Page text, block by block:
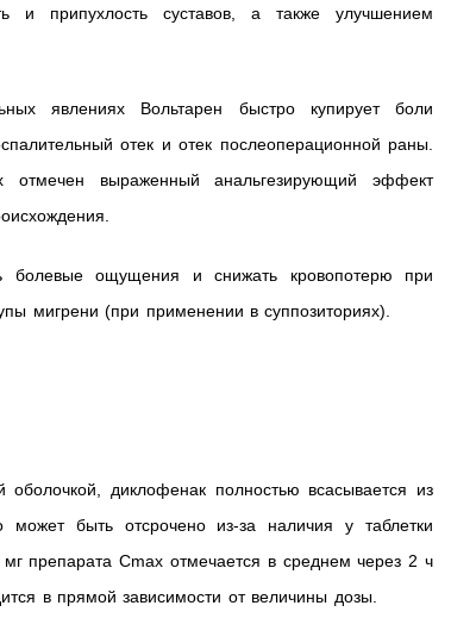
припухлость суставов, а также улучшением
явлениях Вольтарен быстро купирует боли
отек и отек послеоперационной раны.
отмечен выраженный анальгезирующий эффект
болевые ощущения и снижать кровопотерю при
мигрени (при применении в суппозиториях).
диклофенак полностью всасывается из
может быть отсрочено из-за наличия у таблетки
препарата Cmax отмечается в среднем через 2 ч
в прямой зависимости от величины дозы.